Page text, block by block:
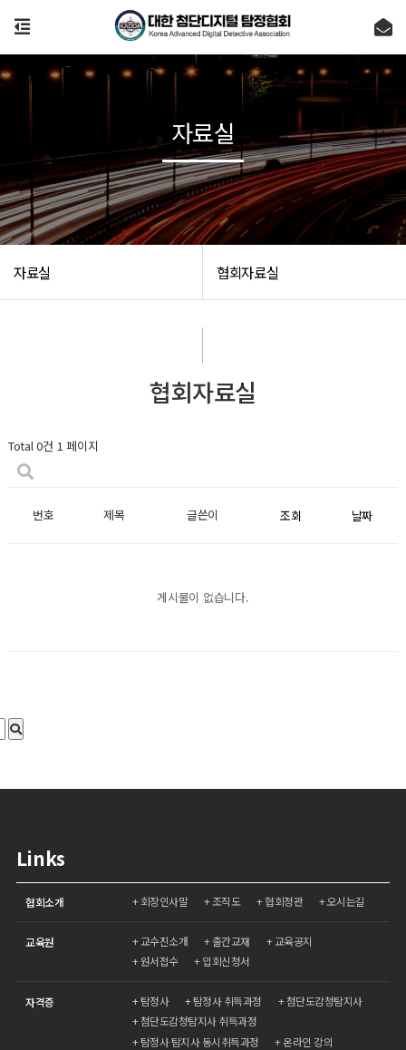
자료실 협회자료실
자료실
협회자료실
Total 0건 1 페이지
번호 제목 글쓴이 조회 날짜
게시물이 없습니다.
Links
협회소개 회장인사말 조직도 협회정관 오시는길
교육원 교수진소개 출간교재
교육공지
원서접수
입회신청서
자격증 탐정사 탐정사 취득과정
첨단도감청탐지사
첨단도감청탐지사 취득과정
탐정사 탐지사 동시취득과정
온라인 강의